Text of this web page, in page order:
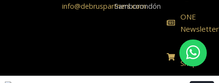
info@debruspartners.com
Samborondón
ONE
Newsletter
ONE
Shop